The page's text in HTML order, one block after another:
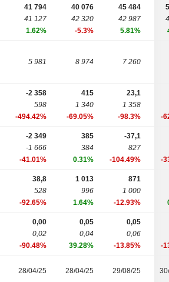
41 794
41 127
1.62%
40 076
42 320
-5.3%
45 484
42 987
5.81%
5 981 8 974 7 260
-2 358
598
-494.42%
415
1 340
-69.05%
23,1
1 358
-98.3%
-
-2 349
-1 666
-41.01%
385
384
0.31%
-37,1
827
-104.49%
-
38,8
528
-92.65%
1 013
996
1.64%
871
1 000
-12.93%
0,00
0,02
-90.48%
0,05
0,04
39.28%
0,05
0,06
-13.85%
-
28/04/25 28/04/25 29/08/25